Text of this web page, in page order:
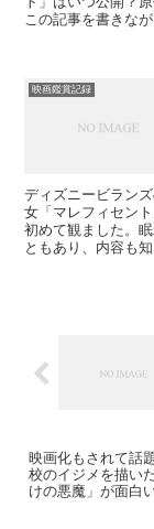
この記事を書きな
映画鑑賞記録
ディズニービラン
女「マレフィセン
初めて観ました。
ともあり、内容も
映画化もされて話
校のイジメを描い
けの悪魔」が面白